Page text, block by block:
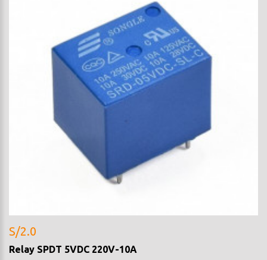
S/2.0
Relay SPDT 5VDC 220V-10A